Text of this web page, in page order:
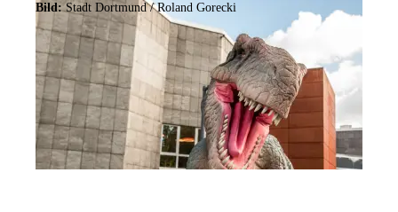
Bild:Stadt Dortmund / Roland Gorecki